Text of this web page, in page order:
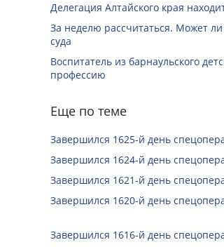
Делегация Алтайского края
За неделю рассчитаться. Может
суда
Воспитатель из барнаульского
профессию
Еще по теме
Завершился 1625-й день
Завершился 1624-й день
Завершился 1621-й день
Завершился 1620-й день
Завершился 1616-й день